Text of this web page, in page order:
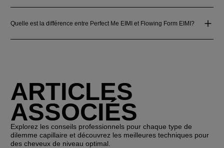
Quelle est la différence entre Perfect Me EIMI et Flowing Form EIMI?
ARTICLES
ASSOCIÉS
Explorez les conseils professionnels pour chaque type de
dilemme capillaire et découvrez les meilleures techniques pour
des cheveux de niveau optimal.